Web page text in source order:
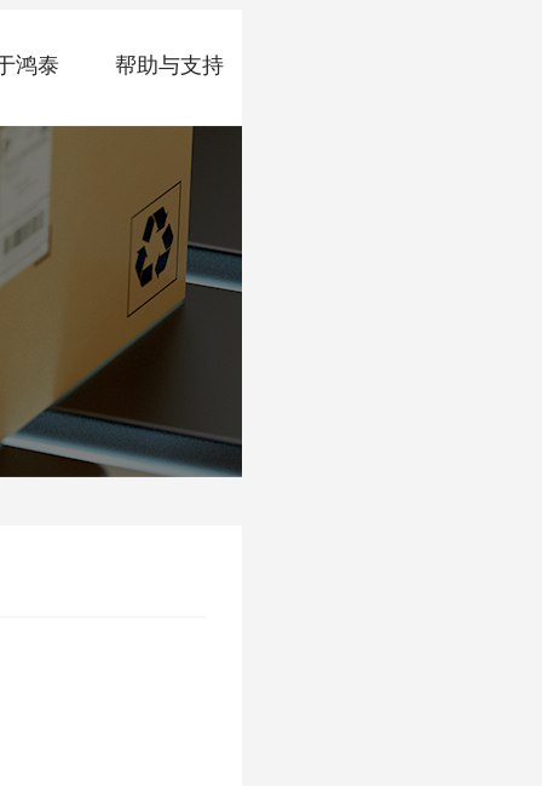
鸿泰 帮助与支持